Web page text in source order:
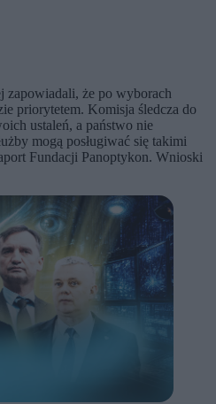
że po wyborach
priorytetem. Komisja śledcza do
ustaleń, a państwo nie
mogą posługiwać się takimi
Fundacji Panoptykon. Wnioski